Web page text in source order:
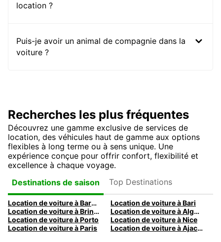
location ?
Puis-je avoir un animal de compagnie dans la
voiture ?
Recherches les plus fréquentes
Découvrez une gamme exclusive de services de
location, des véhicules haut de gamme aux options
flexibles à long terme ou à sens unique. Une
expérience conçue pour offrir confort, flexibilité et
excellence à chaque voyage.
Destinations de saison
Top Destinations
Location de voiture à Barcelone
Location de voiture à Bari
Location de voiture à Brindisi
Location de voiture à Alghero
Location de voiture à Porto
Location de voiture à Nice
Location de voiture à Paris
Location de voiture à Ajaccio